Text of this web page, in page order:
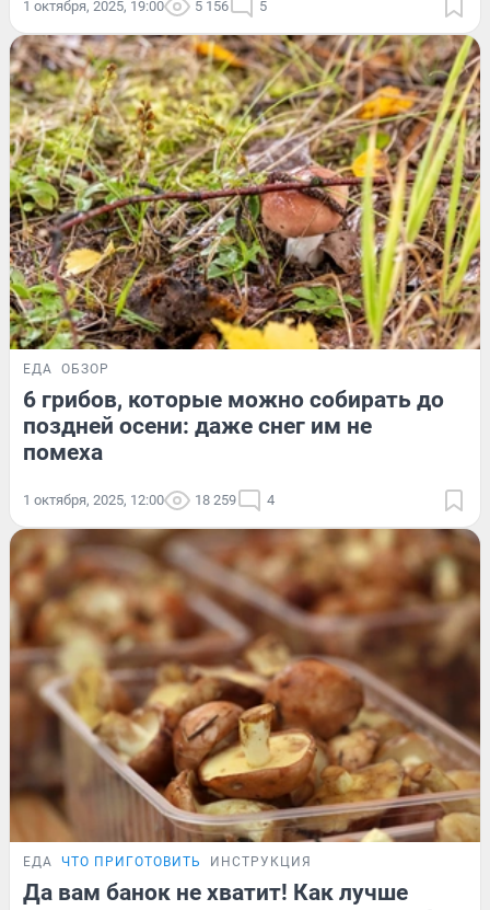
1 октября, 2025, 19:00 5 156 5
ЕДА ОБЗОР
6 грибов, которые можно собирать до
поздней осени: даже снег им не
помеха
1 октября, 2025, 12:00 18 259 4
ЕДА ЧТО ПРИГОТОВИТЬ ИНСТРУКЦИЯ
Да вам банок не хватит! Как лучше